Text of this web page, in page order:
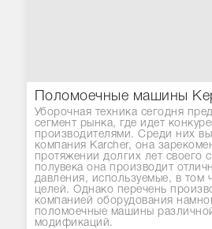
Поломоечные машины
Уборочная техника сегодня
сегмент рынка, где идет
производителями. Среди них
компания Karcher, она
протяжении долгих лет своего
полувека она производит
давления, используемые, в том
целей. Однако перечень
компанией оборудования
поломоечные машины
модификаций.